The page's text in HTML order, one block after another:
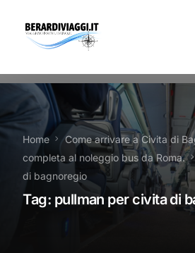
Home
Come arrivare a Civita di
completa al noleggio bus da Roma.
di bagnoregio
Tag: pullman per civita di
Chi Siamo
Noleggio
Autobus
Vacanze Viaggi